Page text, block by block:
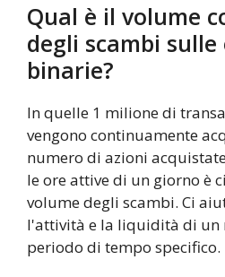
Qual è il volume
degli scambi sulle
binarie?
In quelle 1 milione di
vengono continuamente
numero di azioni
le ore attive di un giorno è
volume degli scambi. Ci
l'attività e la liquidità di un
periodo di tempo specifico.